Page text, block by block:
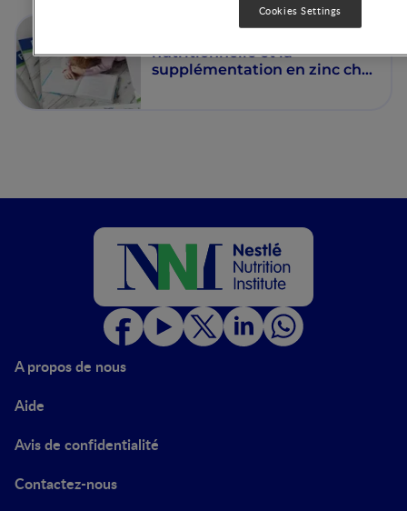
nutritionnelle et la
supplémentation en zinc chez
A propos de nous
Aide
Avis de confidentialité
Contactez-nous
Cookies Settings